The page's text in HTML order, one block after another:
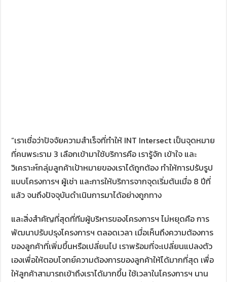
“เราเชื่อว่าปัจจัยความสำเร็จที่ทำให้ INT Intersect เป็นจุดหมาย
ที่คนพระราม 3 เลือกเข้ามาใช้บริการคือ เรารู้จัก เข้าใจ และ
วิเคราะห์กลุ่มลูกค้าเป้าหมายของเราได้ถูกต้อง ทำให้การปรับรูป
แบบโครงการฯ ผู้เช่า และการให้บริการจากจุดเริ่มต้นเมื่อ 8 ปีที่
แล้ว จนถึงปัจจุบันดำเนินการมาได้อย่างถูกทาง
และสิ่งสำคัญที่สุดที่ทีมผู้บริหารของโครงการฯ ไม่หยุดคือ การ
พัฒนาปรับปรุงโครงการฯ ตลอดเวลา เมื่อเห็นถึงความต้องการ
ของลูกค้าที่เพิ่มขึ้นหรือเปลี่ยนไป เราพร้อมที่จะเปลี่ยนแปลงตัว
เองเพื่อให้ตอบโจทย์ความต้องการของลูกค้าให้ได้มากที่สุด เพื่อ
ให้ลูกค้าสามารถเข้าถึงเราได้มากขึ้น ใช้เวลาในโครงการฯ นาน